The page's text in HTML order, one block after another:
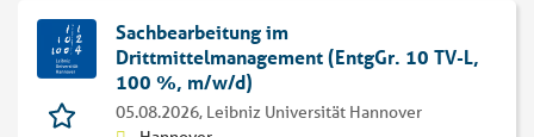
Sachbearbeitung im
Drittmittelmanagement (EntgGr. 10 TV-L,
100 %, m/w/d)
05.08.2026, Leibniz Universität Hannover